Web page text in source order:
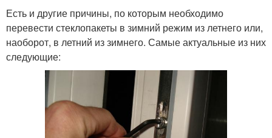
Есть и другие причины, по которым необходимо
перевести стеклопакеты в зимний режим из летнего или,
наоборот, в летний из зимнего. Самые актуальные из них
следующие: